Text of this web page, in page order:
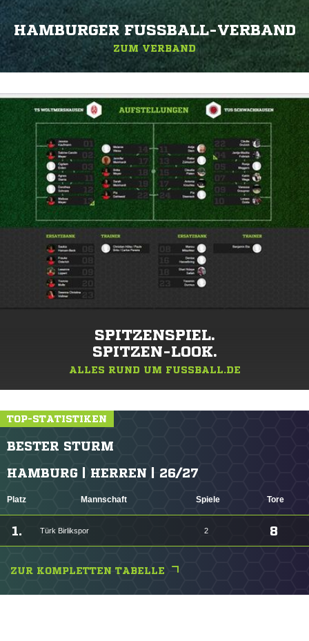
HAMBURGER FUSSBALL-VERBAND
ZUM VERBAND
SPITZENSPIEL.
SPITZEN-LOOK.
ALLES RUND UM FUSSBALL.DE
TOP-STATISTIKEN
BESTER STURM
HAMBURG | HERREN | 26/27
Platz Mannschaft Spiele Tore
1. Türk Birlikspor 2 8
ZUR KOMPLETTEN TABELLE